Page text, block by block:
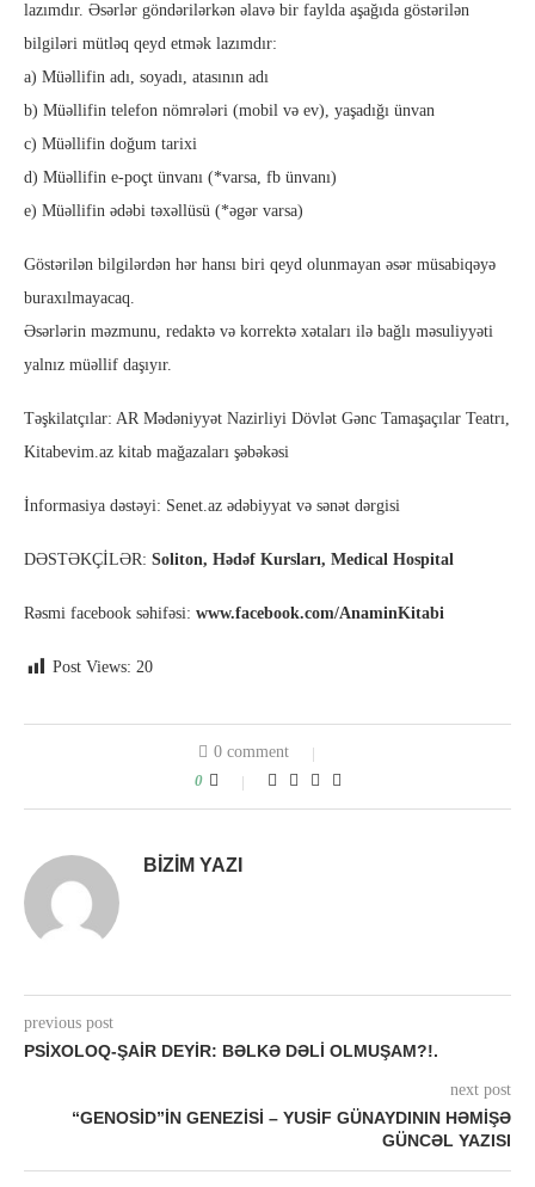
lazımdır. Əsərlər göndərilərkən əlavə bir faylda aşağıda göstərilən
bilgiləri mütləq qeyd etmək lazımdır:
a) Müəllifin adı, soyadı, atasının adı
b) Müəllifin telefon nömrələri (mobil və ev), yaşadığı ünvan
c) Müəllifin doğum tarixi
d) Müəllifin e-poçt ünvanı (*varsa, fb ünvanı)
e) Müəllifin ədəbi təxəllüsü (*əgər varsa)
Göstərilən bilgilərdən hər hansı biri qeyd olunmayan əsər müsabiqəyə
buraxılmayacaq.
Əsərlərin məzmunu, redaktə və korrektə xətaları ilə bağlı məsuliyyəti
yalnız müəllif daşıyır.
Təşkilatçılar: AR Mədəniyyət Nazirliyi Dövlət Gənc Tamaşaçılar Teatrı,
Kitabevim.az kitab mağazaları şəbəkəsi
İnformasiya dəstəyi: Senet.az ədəbiyyat və sənət dərgisi
DƏSTƏKÇİLƏR: Soliton, Hədəf Kursları, Medical Hospital
Rəsmi facebook səhifəsi: www.facebook.com/AnaminKitabi
Post Views: 20
0 comment
0
BIZIM YAZI
previous post
PSIXOLOQ-ŞAIR DEYIR: BƏLKƏ DƏLİ OLMUŞAM?!.
next post
“GENOSİD”İN GENEZİSİ – YUSIF GÜNAYDININ HƏMIŞƏ
GÜNCƏL YAZISI